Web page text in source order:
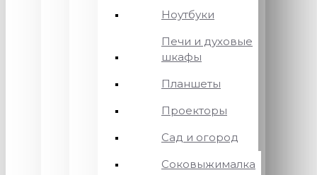
Ноутбуки
Печи и духовые
шкафы
Планшеты
Проекторы
Сад и огород
Соковыжималка